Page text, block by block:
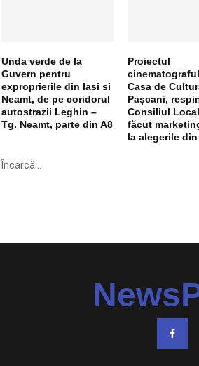
Unda verde de la
Guvern pentru
exproprierile din Iasi si
Neamt, de pe coridorul
autostrazii Leghin –
Tg. Neamt, parte din A8
Proiectul
Casa de
Pașcani,
Consiliul
făcut
la alegerile din
Încarcă...